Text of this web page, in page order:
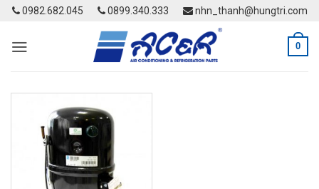
Skip
content
0982.682.045 0899.340.333 nhn_thanh@hungtri.com
0